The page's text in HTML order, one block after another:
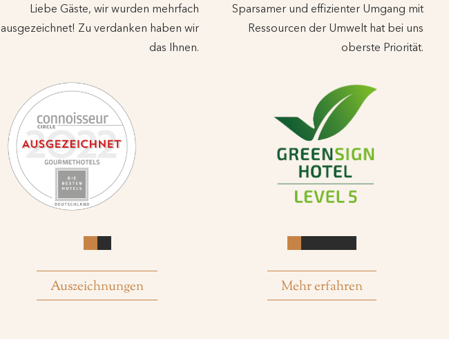
Liebe Gäste, wir wurden mehrfach
ausgezeichnet! Zu verdanken haben wir
das Ihnen.
Auszeichnungen
Sparsamer und effizienter Umgang mit
Ressourcen der Umwelt hat bei uns
oberste Priorität.
Mehr erfahren